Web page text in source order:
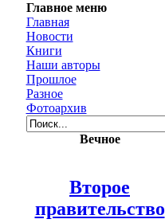
Главное меню
Главная
Новости
Книги
Наши авторы
Прошлое
Разное
Фотоархив
Вечное
Второе
правительство